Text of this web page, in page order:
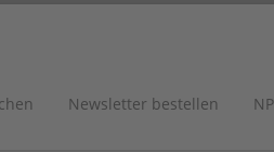
Newsletter bestellen